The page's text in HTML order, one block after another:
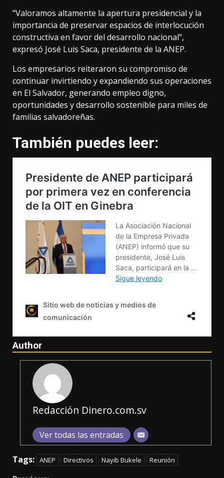
“Valoramos altamente la apertura presidencial y la
importancia de preservar espacios de interlocución
constructiva en favor del desarrollo nacional”,
expresó José Luis Saca, presidente de la ANEP.
Los empresarios reiteraron su compromiso de
continuar invirtiendo y expandiendo sus operaciones
en El Salvador, generando empleo digno,
oportunidades y desarrollo sostenible para miles de
familias salvadoreñas.
También puedes leer:
Author
Redacción Dinero.com.sv
Ver todas las entradas
Tags: ANEP Directivos Nayib Bukele Reunión